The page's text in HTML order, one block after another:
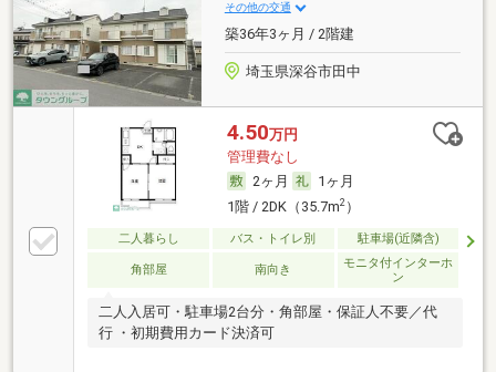
その他の交通
築36年3ヶ月 / 2階建
埼玉県深谷市田中
4.50万円
管理費なし
2ヶ月
1ヶ月
1階 / 2DK（35.7m2）
二人暮らし バス・トイレ別 駐車場(近隣含)
角部屋 南向き
モニタ付インターホ
ン
二人入居可・駐車場2台分・角部屋・保証人不要／代
行 ・初期費用カード決済可